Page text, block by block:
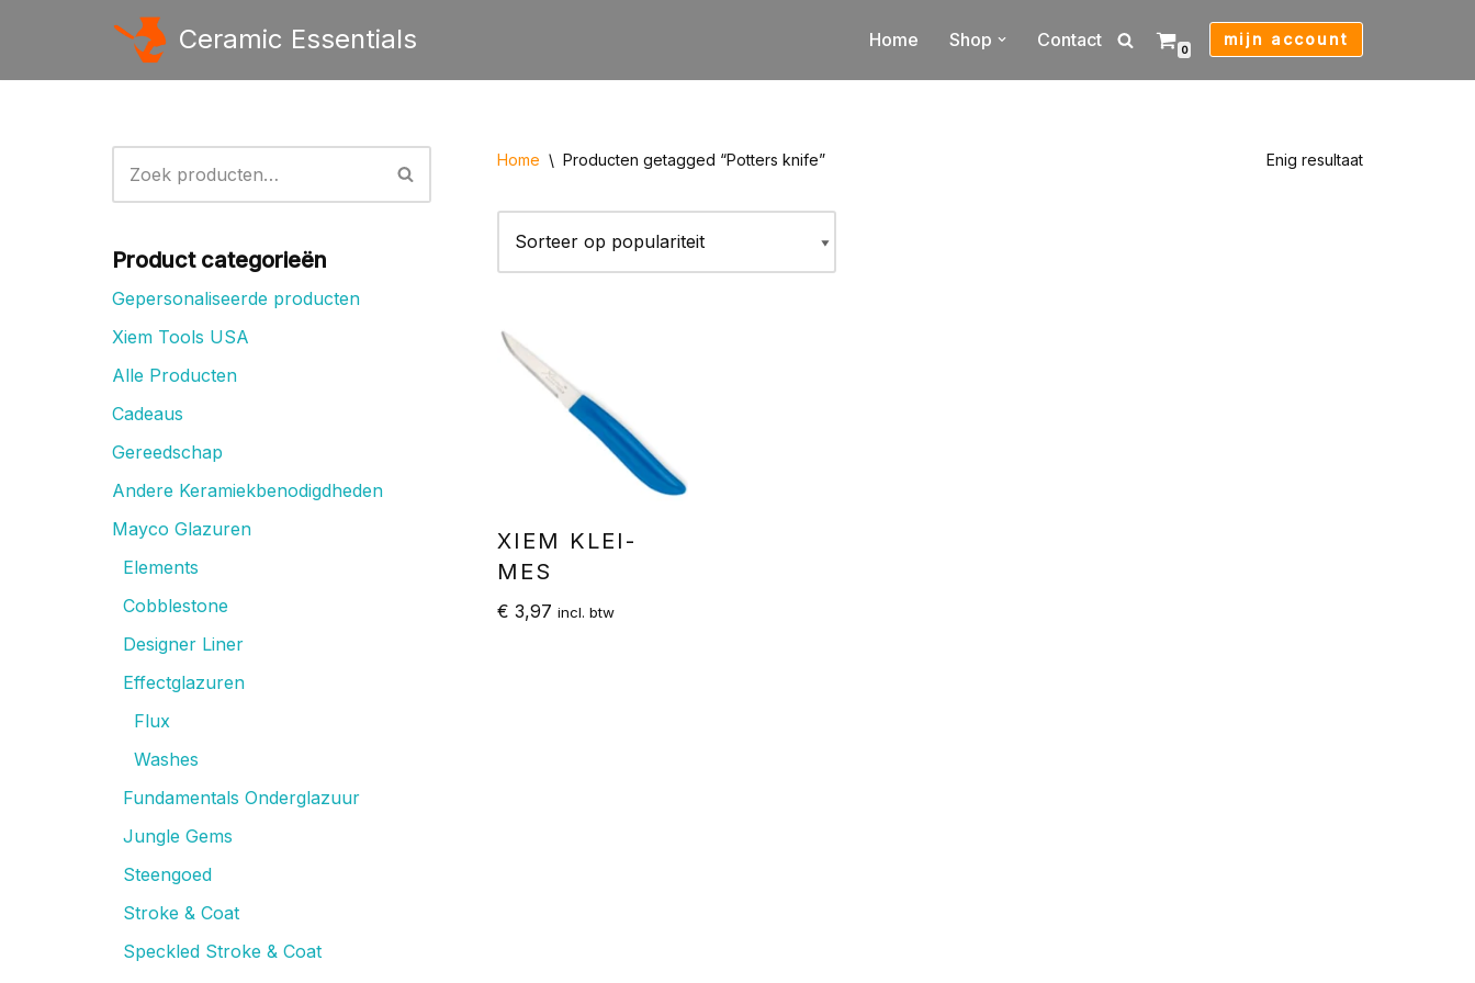
naar
Ceramic Essentials Home Shop Contact 0
mijn account
Product categorieën
Gepersonaliseerde producten
Xiem Tools USA
Alle Producten
Cadeaus
Gereedschap
Andere Keramiekbenodigdheden
Mayco Glazuren
Elements
Cobblestone
Designer Liner
Effectglazuren
Flux
Washes
Fundamentals Onderglazuur
Jungle Gems
Steengoed
Stroke & Coat
Speckled Stroke & Coat
Home \ Producten getagged “Potters knife” Enig resultaat
XIEM KLEI-
MES
€ 3,97 incl. btw